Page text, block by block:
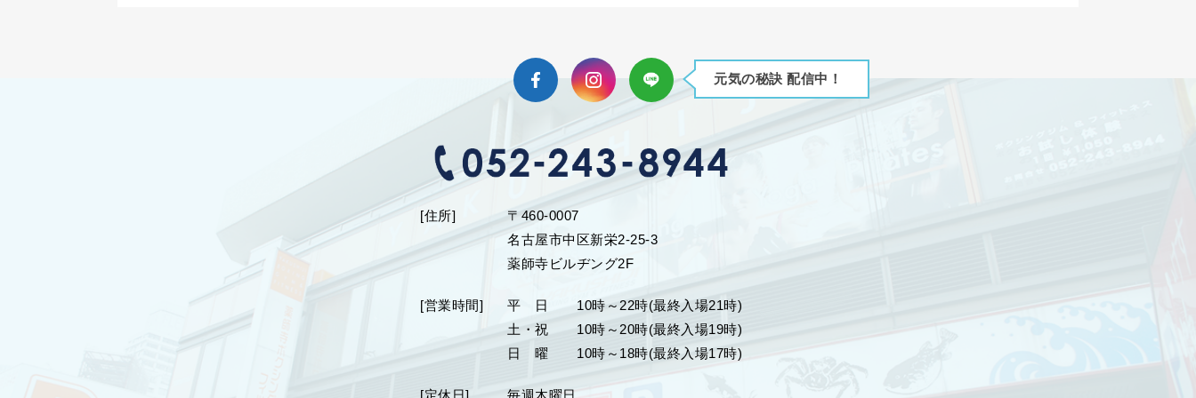
2019
Facebook InstagramLINE 元気の秘訣 配信中！
[住所]
〒460-0007
名古屋市中区新栄2-25-3
薬師寺ビルヂング2F
[営業時間] 平 日
10時～22時(最終入場21時)
土・祝
10時～20時(最終入場19時)
日 曜
10時～18時(最終入場17時)
[定休日] 毎週木曜日